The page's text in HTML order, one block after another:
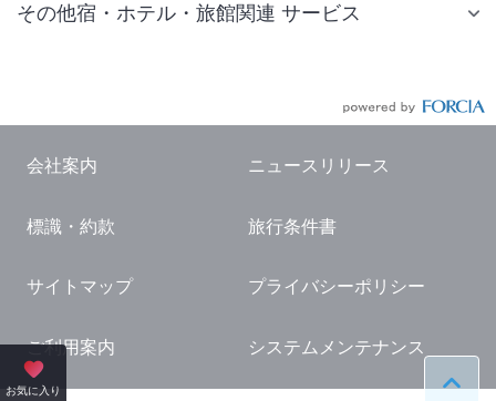
お気に入り ペー
仙台 ホテル
東京ドーム ホテル
横浜 ホテル
熱海 ホテル
京都 ホテル
その他宿・ホテル・旅館関連 サービス
国内観光ガイド
旅行・観光情報
会社案内 ニュースリリース
標識・約款 旅行条件書
サイトマップ プライバシーポリシー
ご利用案内 システムメンテナンス